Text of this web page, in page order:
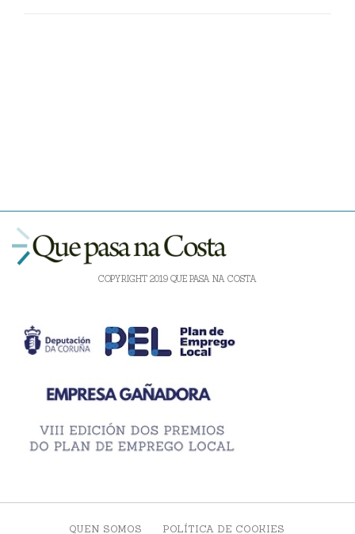
COPYRIGHT 2019 QUE PASA NA COSTA
QUEN SOMOS POLÍTICA DE COOKIES